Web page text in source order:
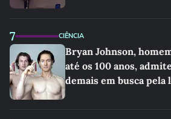
7 CIÊNCIA
Bryan Johnson,
até os 100 anos,
demais em busca pela